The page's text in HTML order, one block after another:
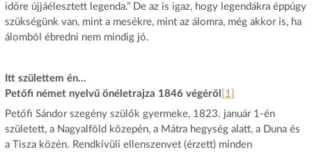
időre újjáélesztett legenda.” De az is igaz, hogy legendákra éppúgy
szükségünk van, mint a mesékre, mint az álomra, még akkor is, ha
álomból ébredni nem mindig jó.
Itt születtem én…
Petőfi német nyelvű önéletrajza 1846 végéről
[1]
Petőfi Sándor szegény szülők gyermeke, 1823. január 1-én
született, a Nagyalföld közepén, a Mátra hegység alatt, a Duna és
a Tisza közén. Rendkívüli ellenszenvet (érzett) minden